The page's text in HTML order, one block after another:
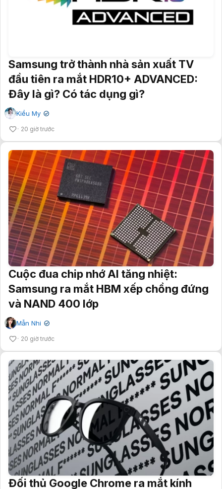
Samsung trở thành nhà sản xuất TV
đầu tiên ra mắt HDR10+ ADVANCED:
Đây là gì? Có tác dụng gì?
Kiều My ✔
20 giờ trước
Cuộc đua chip nhớ AI tăng nhiệt:
Samsung ra mắt HBM xếp chồng đứng
và NAND 400 lớp
Mẫn Nhi ✔
20 giờ trước
Đối thủ Google Chrome ra mắt kính